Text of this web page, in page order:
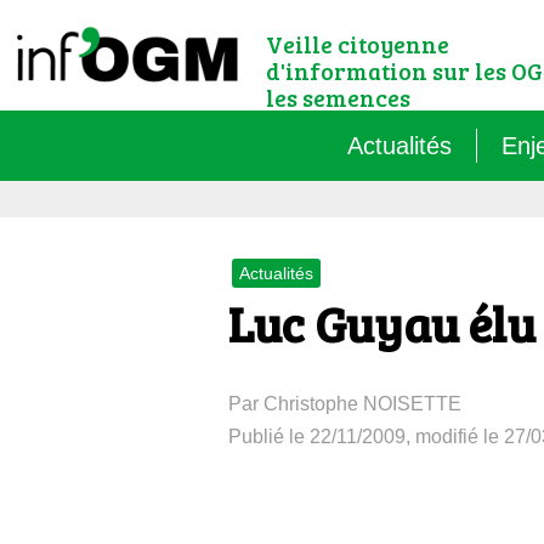
Veille citoyenne
d'information sur les
les semences
Actualités
Le
Actualités
Luc Guyau
Par Christophe NOISETTE
Publié le 22/11/2009, modifié le 27/